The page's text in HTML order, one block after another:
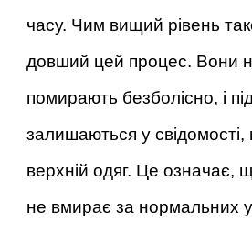
часу. Чим вищий рівень
довший цей процес. Вони
помирають безболісно, і
залишаються у свідомості,
верхній одяг. Це означає,
не вмирає за нормальних